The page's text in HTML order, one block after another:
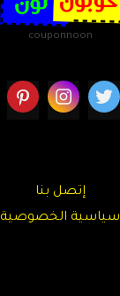
couponnoon
إتصل بنا
سياسية الخصوصية